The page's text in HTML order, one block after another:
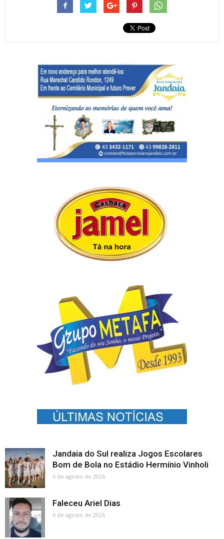
Jandaia do Sul realiza Jogos Escolares
Bom de Bola no Estádio Hermínio Vinholi
6 de agosto de 2026
Faleceu Ariel Dias
6 de agosto de 2026